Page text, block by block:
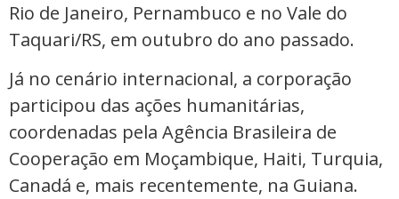
Rio de Janeiro, Pernambuco e no Vale do
Taquari/RS, em outubro do ano passado.
Já no cenário internacional, a corporação
participou das ações humanitárias,
coordenadas pela Agência Brasileira de
Cooperação em Moçambique, Haiti, Turquia,
Canadá e, mais recentemente, na Guiana.